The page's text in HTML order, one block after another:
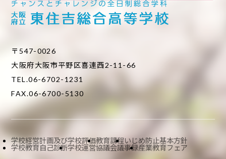
〒547-0026
大阪府大阪市平野区喜連西2-11-66
TEL.06-6702-1231
FAX.06-6700-5130
学校経営計画及び学校評価教育課程いじめ防止基本方針
学校教育自己診断学校運営協議会議事録産業教育フェア